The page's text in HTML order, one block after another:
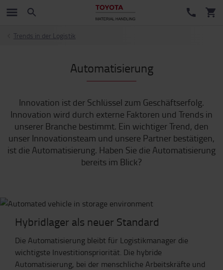
Trends in der Logistik
Automatisierung
Innovation ist der Schlüssel zum Geschäftserfolg.
Innovation wird durch externe Faktoren und Trends in
unserer Branche bestimmt. Ein wichtiger Trend, den
unser Innovationsteam und unsere Partner bestätigen,
ist die Automatisierung. Haben Sie die Automatisierung
bereits im Blick?
Hybridlager als neuer Standard
Die Automatisierung bleibt für Logistikmanager die
wichtigste Investitionspriorität. Die hybride
Automatisierung, bei der menschliche Arbeitskräfte und